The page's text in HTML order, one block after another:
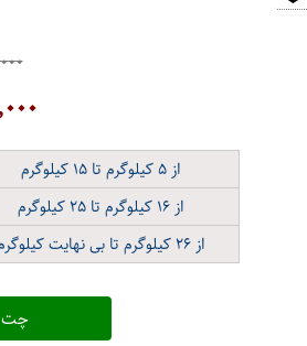
از۵کیلوگرم تا۱۵ کیلوگرم
از۱۶ کیلوگرم تا۲۵ کیلوگرم
از۲۶ کیلوگرم تا بی نهایت
چت